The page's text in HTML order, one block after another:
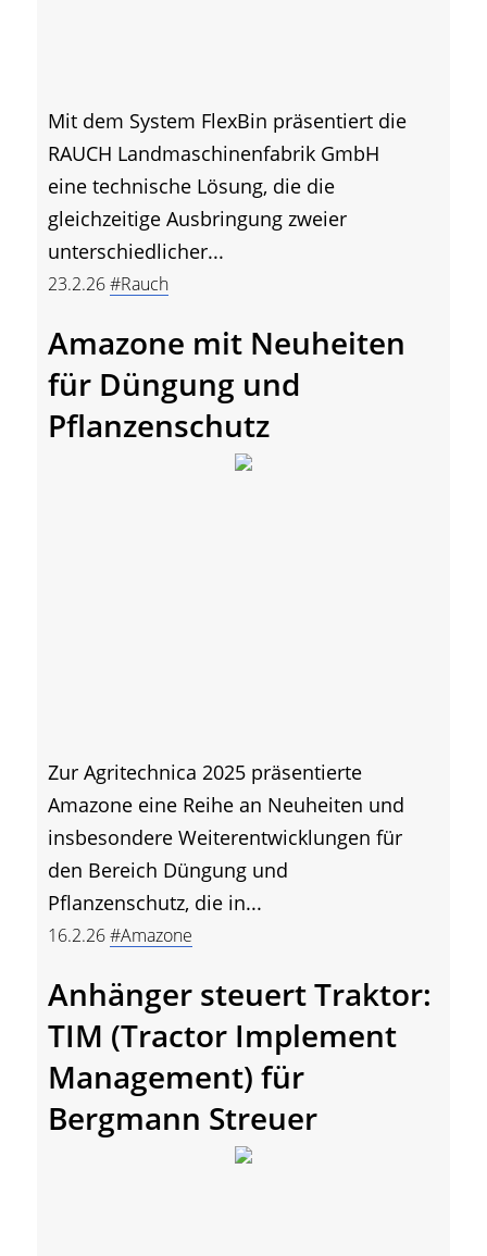
Mit dem System FlexBin präsentiert die
RAUCH Landmaschinenfabrik GmbH
eine technische Lösung, die die
gleichzeitige Ausbringung zweier
unterschiedlicher...
23.2.26#Rauch
Amazone mit Neuheiten
für Düngung und
Pflanzenschutz
Zur Agritechnica 2025 präsentierte
Amazone eine Reihe an Neuheiten und
insbesondere Weiterentwicklungen für
den Bereich Düngung und
Pflanzenschutz, die in...
16.2.26#Amazone
Anhänger steuert Traktor:
TIM (Tractor Implement
Management) für
Bergmann Streuer